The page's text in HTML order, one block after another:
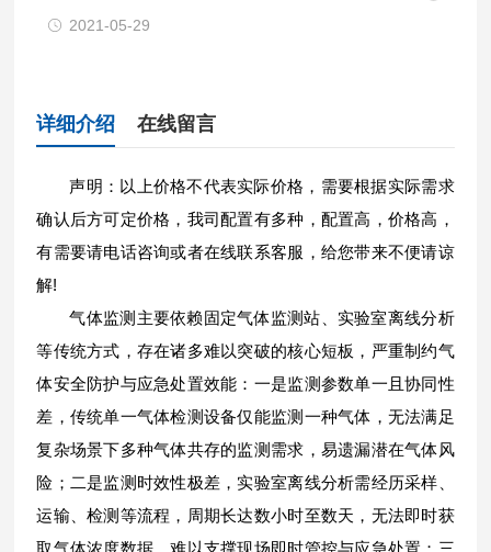
2021-05-29
详细介绍 在线留言
声明：以上价格不代表实际价格，需要根据实际需求
确认后方可定价格，我司配置有多种，配置高，价格高，
有需要请电话咨询或者在线联系客服，给您带来不便请谅
解!
气体监测主要依赖固定气体监测站、实验室离线分析
等传统方式，存在诸多难以突破的核心短板，严重制约气
体安全防护与应急处置效能：一是监测参数单一且协同性
差，传统单一气体检测设备仅能监测一种气体，无法满足
复杂场景下多种气体共存的监测需求，易遗漏潜在气体风
险；二是监测时效性极差，实验室离线分析需经历采样、
运输、检测等流程，周期长达数小时至数天，无法即时获
取气体浓度数据，难以支撑现场即时管控与应急处置；三